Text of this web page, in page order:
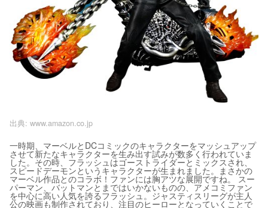
出典: www.amazon.co.jp
一時期、マーベルとDCコミックのキャラクターをマッシュアップ
させて新たなキャラクターを生み出す試みが数多く行われていま
した。その時、フラッシュはゴーストライダーとミックスされ、
スピードデーモンというキャラクターが生まれました。まさかの
マーベル作品とのコラボ！ファンには胸アツな展開ですね。 スー
パーマン、バットマンとまではいかないものの、アメコミファン
を中心に高い人気を誇るフラッシュ。ジャスティスリーグが主人
公の映画も制作されており、注目のヒーローとなっていくことで